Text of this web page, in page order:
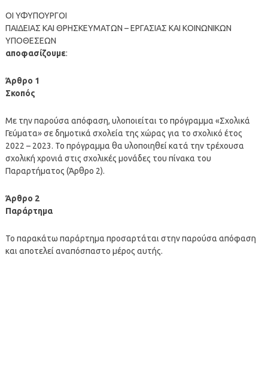
ΟΙ ΥΦΥΠΟΥΡΓΟΙ
ΠΑΙΔΕΙΑΣ ΚΑΙ ΘΡΗΣΚΕΥΜΑΤΩΝ – ΕΡΓΑΣΙΑΣ ΚΑΙ ΚΟΙΝΩΝΙΚΩΝ
ΥΠΟΘΕΣΕΩΝ
αποφασίζουμε:
Άρθρο 1
Σκοπός
Με την παρούσα απόφαση, υλοποιείται το πρόγραμμα «Σχολικά
Γεύματα» σε δημοτικά σχολεία της χώρας για το σχολικό έτος
2022 – 2023. Το πρόγραμμα θα υλοποιηθεί κατά την τρέχουσα
σχολική χρονιά στις σχολικές μονάδες του πίνακα του
Παραρτήματος (Άρθρο 2).
Άρθρο 2
Παράρτημα
Το παρακάτω παράρτημα προσαρτάται στην παρούσα απόφαση
και αποτελεί αναπόσπαστο μέρος αυτής.